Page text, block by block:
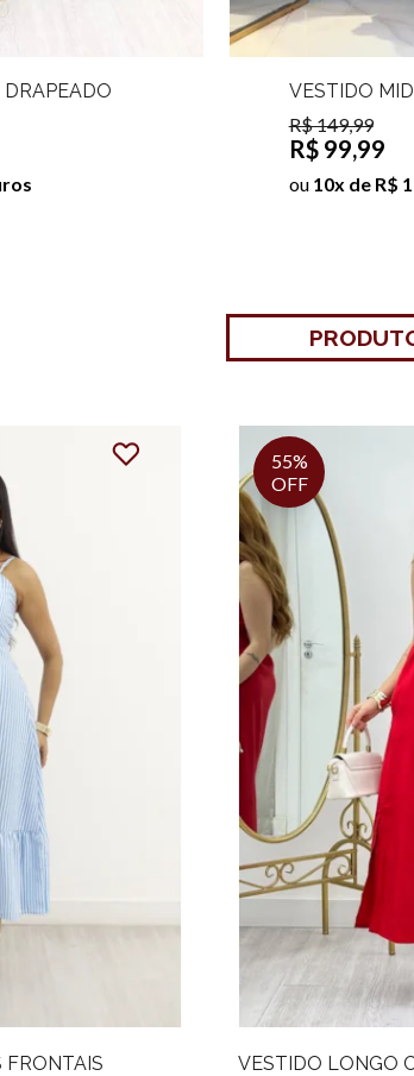
VESTIDO
R$ 149,99
R$ 99,99
ou 10x de R$
CINTO BOTÕES FRONTAIS